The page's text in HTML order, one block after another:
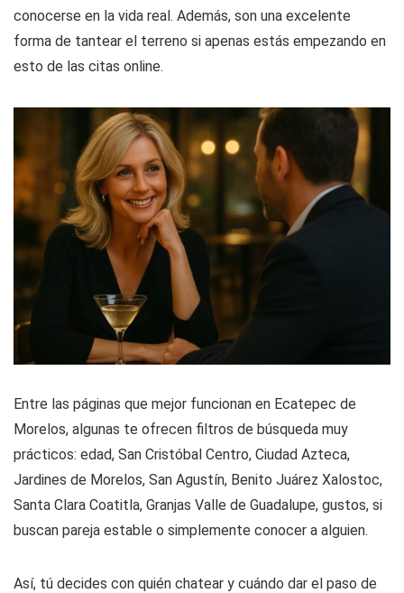
conocerse en la vida real. Además, son una excelente
forma de tantear el terreno si apenas estás empezando en
esto de las citas online.
Entre las páginas que mejor funcionan en Ecatepec de
Morelos, algunas te ofrecen filtros de búsqueda muy
prácticos: edad, San Cristóbal Centro, Ciudad Azteca,
Jardines de Morelos, San Agustín, Benito Juárez Xalostoc,
Santa Clara Coatitla, Granjas Valle de Guadalupe, gustos, si
buscan pareja estable o simplemente conocer a alguien.
Así, tú decides con quién chatear y cuándo dar el paso de